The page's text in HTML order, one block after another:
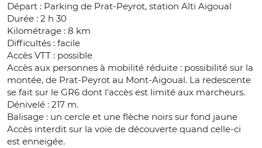
Départ : Parking de Prat-Peyrot, station Alti Aigoual
Durée : 2 h 30
Kilométrage : 8 km
Difficultés : facile
Accès VTT : possible
Accès aux personnes à mobilité réduite : possibilité sur la
montée, de Prat-Peyrot au Mont-Aigoual. La redescente
se fait sur le GR6 dont l'accès est limité aux marcheurs.
Dénivelé : 217 m.
Balisage : un cercle et une flèche noirs sur fond jaune
Accès interdit sur la voie de découverte quand celle-ci
est enneigée.